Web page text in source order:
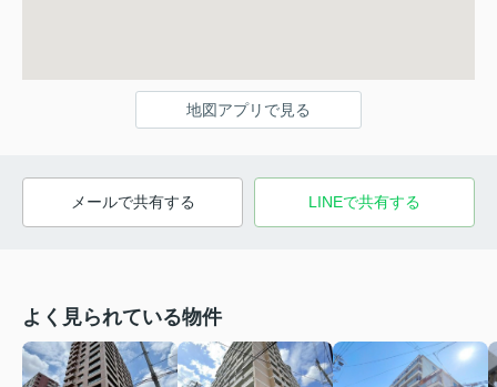
地図アプリで見る
メールで共有する LINEで共有する
よく見られている物件